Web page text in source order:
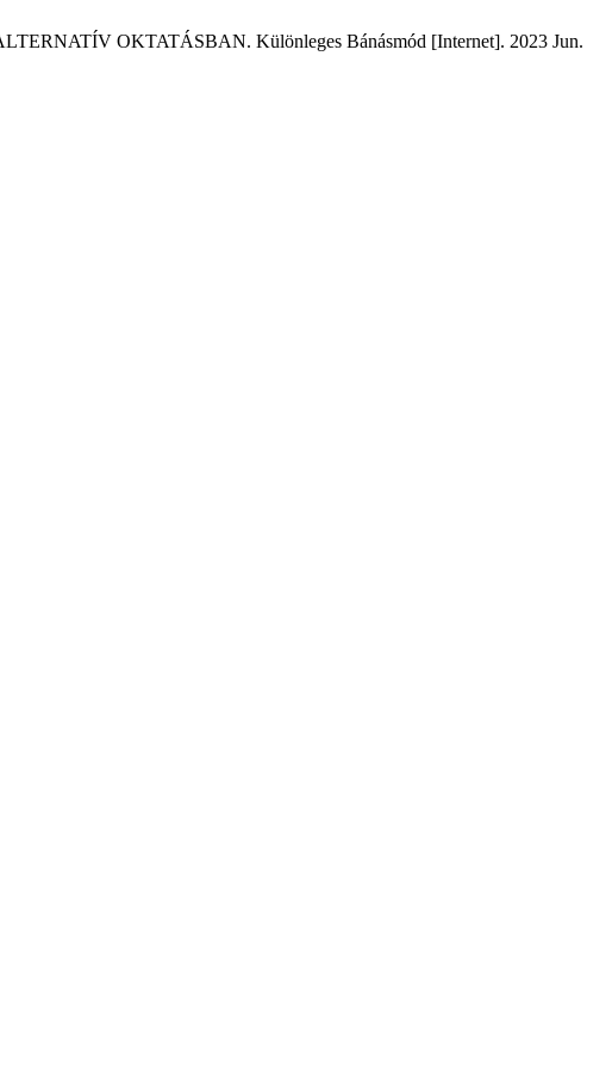
OKTATÁSBAN. Különleges Bánásmód [Internet]. 2023 Jun.